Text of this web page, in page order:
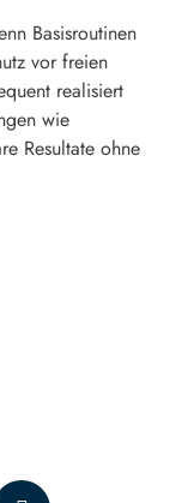
Basisroutinen
vor freien
realisiert
wie
Resultate ohne